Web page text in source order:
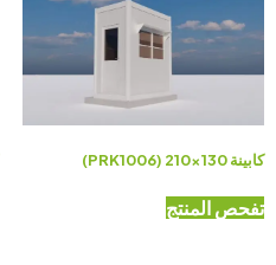
كابينة 130×210 (PRK1006)
تفحص المنتج